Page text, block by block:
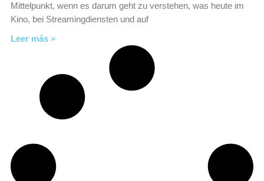
Mittelpunkt, wenn es darum geht zu verstehen, was heute im
Kino, bei Streamingdiensten und auf
Leer más »